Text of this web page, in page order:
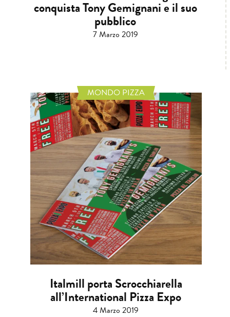
conquista Tony Gemignani e il suo
pubblico
7 Marzo 2019
MONDO PIZZA
Italmill porta Scrocchiarella
all’International Pizza Expo
4 Marzo 2019